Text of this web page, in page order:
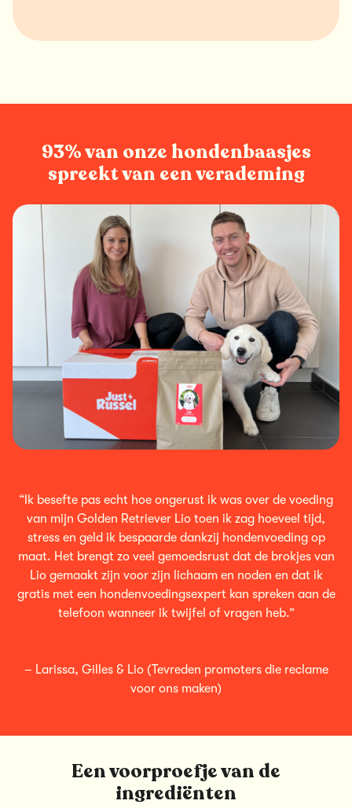
93% van onze hondenbaasjes
spreekt van een verademing
“Ik besefte pas echt hoe ongerust ik was over de voeding
van mijn Golden Retriever Lio toen ik zag hoeveel tijd,
stress en geld ik bespaarde dankzij hondenvoeding op
maat. Het brengt zo veel gemoedsrust dat de brokjes van
Lio gemaakt zijn voor zijn lichaam en noden en dat ik
gratis met een hondenvoedingsexpert kan spreken aan de
telefoon wanneer ik twijfel of vragen heb.”
– Larissa, Gilles & Lio (Tevreden promoters die reclame
voor ons maken)
Een voorproefje van de
ingrediënten